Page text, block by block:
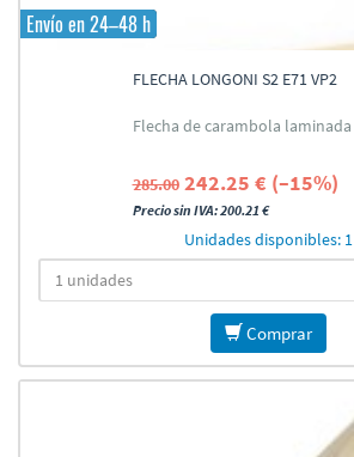
Envío en 24–48 h
FLECHA LONGONI S2 E71 VP2
Flecha de carambola laminada
285.00 242.25 € (–15%)
Precio sin IVA: 200.21 €
Unidades disponibles: 1
Comprar